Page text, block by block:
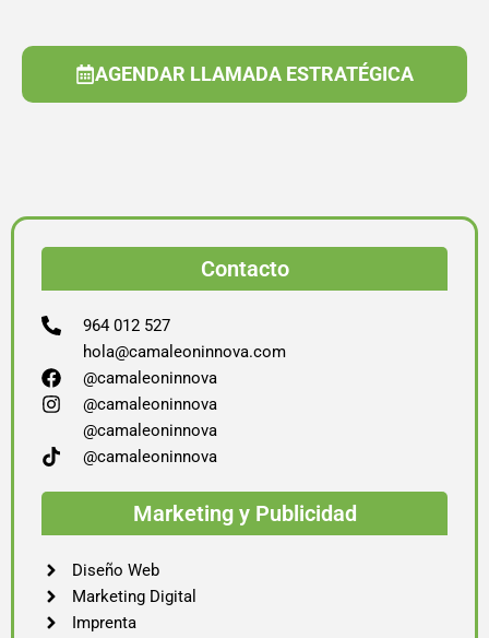
AGENDAR LLAMADA ESTRATÉGICA
Contacto
964 012 527
hola@camaleoninnova.com
@camaleoninnova
@camaleoninnova
@camaleoninnova
@camaleoninnova
Marketing y Publicidad
Diseño Web
Marketing Digital
Imprenta